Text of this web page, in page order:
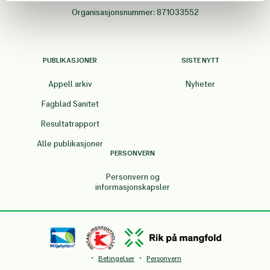
Organisasjonsnummer: 871033552
PUBLIKASJONER
Appell arkiv
Fagblad Sanitet
Resultatrapport
Alle publikasjoner
SISTE NYTT
Nyheter
PERSONVERN
Personvern og
informasjonskapsler
· Betingelser · Personvern